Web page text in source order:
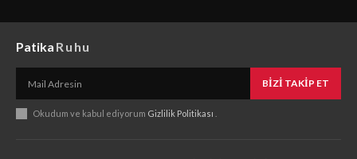
Patika Ruhu
BIZI TAKIP ET
Okudum ve kabul ediyorum Gizlilik Politikası